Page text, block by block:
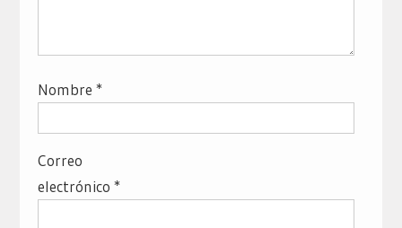
Nombre *
Correo
electrónico *